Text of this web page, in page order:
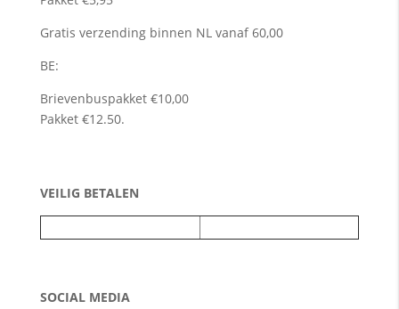
Gratis verzending binnen NL vanaf 60,00
BE:
Brievenbuspakket €10,00
Pakket €12.50.
VEILIG BETALEN
SOCIAL MEDIA